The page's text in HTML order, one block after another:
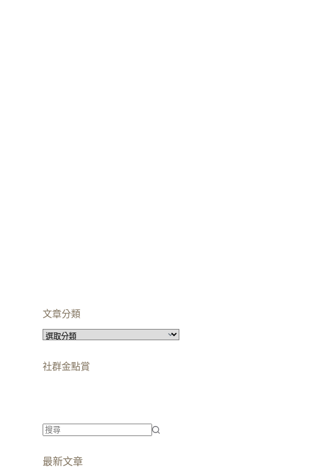
文章分類
文
分
類
社群金點賞
不
最新文章